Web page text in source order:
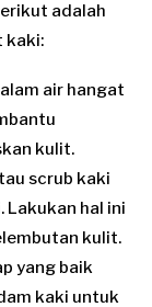
adalah
kaki:
air hangat
kulit.
scrub kaki
hal ini
kulit.
yang baik
kaki untuk